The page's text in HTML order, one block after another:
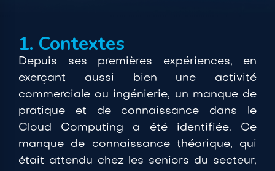
1. Contextes
Depuis ses premières expériences, en
exerçant aussi bien une activité
commerciale ou ingénierie, un manque de
pratique et de connaissance dans le
Cloud Computing a été identifiée. Ce
manque de connaissance théorique, qui
était attendu chez les seniors du secteur,